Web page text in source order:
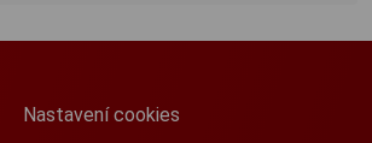
Nastavení cookies